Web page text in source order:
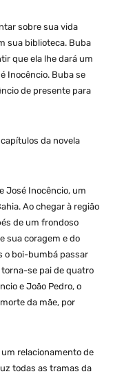
sobre sua vida
sua biblioteca. Buba
que ela lhe dará um
Inocêncio. Buba se
de presente para
da novela
José Inocêncio, um
Ao chegar à região
de um frondoso
sua coragem e do
o boi-bumbá passar
torna-se pai de quatro
e João Pedro, o
da mãe, por
relacionamento de
todas as tramas da